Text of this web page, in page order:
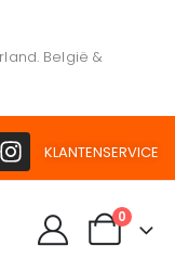
België &
KLANTENSERVICE
0